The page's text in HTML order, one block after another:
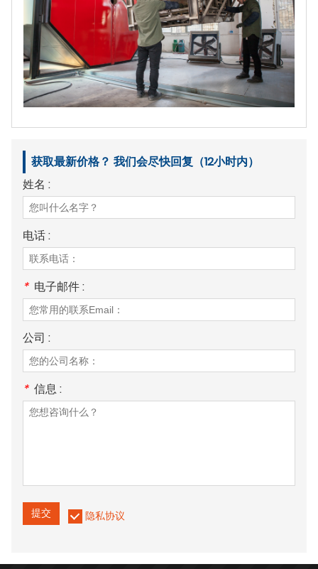
获取最新价格？ 我们会尽快回复（12小时内）
姓名 :
电话 :
* 电子邮件 :
公司 :
* 信息 :
提交 隐私协议